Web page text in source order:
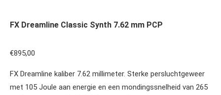
FX Dreamline Classic Synth 7.62 mm PCP
€895,00
FX Dreamline kaliber 7.62 millimeter. Sterke persluchtgeweer
met 105 Joule aan energie en een mondingssnelheid van 265